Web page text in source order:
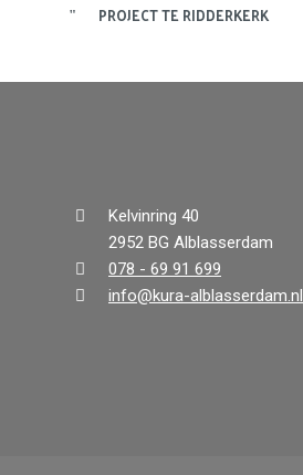
PROJECT TE RIDDERKERK
Kelvinring 40
2952 BG Alblasserdam
078 - 69 91 699
info@kura-alblasserdam.nl